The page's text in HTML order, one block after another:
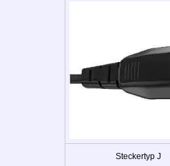
Steckertyp J